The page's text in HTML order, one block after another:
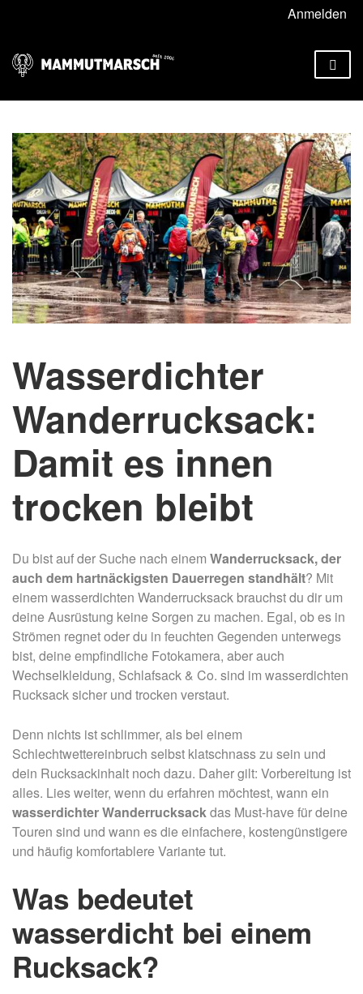
Anmelden
Wasserdichter
Wanderrucksack:
Damit es innen
trocken bleibt
Du bist auf der Suche nach einem Wanderrucksack, der
auch dem hartnäckigsten Dauerregen standhält? Mit
einem wasserdichten Wanderrucksack brauchst du dir um
deine Ausrüstung keine Sorgen zu machen. Egal, ob es in
Strömen regnet oder du in feuchten Gegenden unterwegs
bist, deine empfindliche Fotokamera, aber auch
Wechselkleidung, Schlafsack & Co. sind im wasserdichten
Rucksack sicher und trocken verstaut.
Denn nichts ist schlimmer, als bei einem
Schlechtwettereinbruch selbst klatschnass zu sein und
dein Rucksackinhalt noch dazu. Daher gilt: Vorbereitung ist
alles. Lies weiter, wenn du erfahren möchtest, wann ein
wasserdichter Wanderrucksackdas Must-have für deine
Touren sind und wann es die einfachere, kostengünstigere
und häufig komfortablere Variante tut.
Was bedeutet
wasserdicht bei einem
Rucksack?